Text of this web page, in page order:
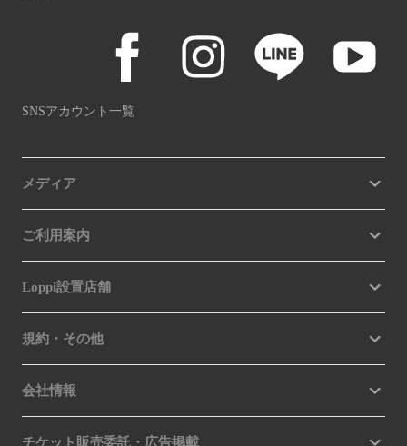
SNSアカウント一覧
メディア
ご利用案内
Loppi設置店舗
規約・その他
会社情報
チケット販売委託・広告掲載